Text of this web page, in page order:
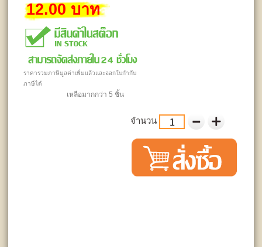
12.00 บาท
ราคารวมภาษีมูลค่าเพิ่มแล้วและออกใบกำกับ
ภาษีได้
จำนวน
เหลือมากกว่า 5 ชิ้น